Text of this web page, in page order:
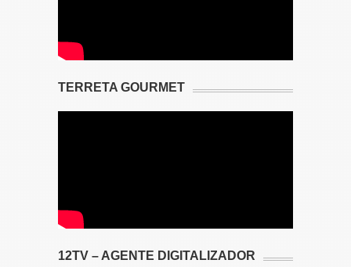
TERRETA GOURMET
12TV – AGENTE DIGITALIZADOR